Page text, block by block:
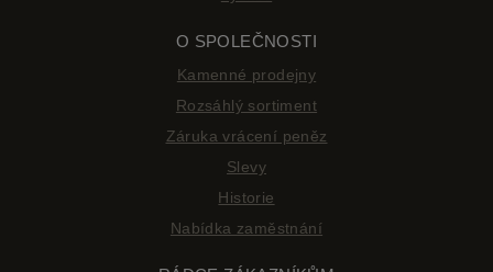
O SPOLEČNOSTI
Kamenné prodejny
Rozsáhlý sortiment
Záruka vrácení peněz
Slevy
Historie
Nabídka zaměstnání